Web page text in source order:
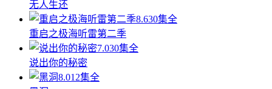
无人生还
8.630集全
重启之极海听雷第二季
7.030集全
说出你的秘密
8.012集全